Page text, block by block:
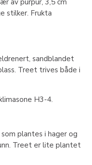
stilker. Frukta
sandblandet
Treet trives både i
H3-4.
plantes i hager og
Treet er lite plantet